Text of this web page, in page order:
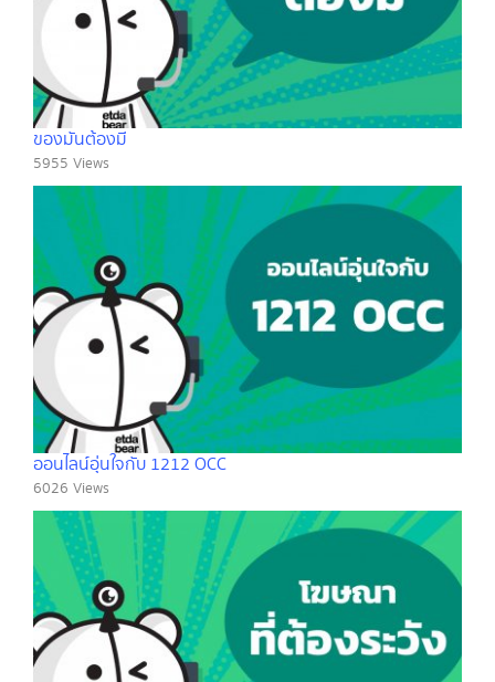
ของมันต้องมี
5955 Views
ออนไลน์อุ่นใจกับ 1212 OCC
6026 Views